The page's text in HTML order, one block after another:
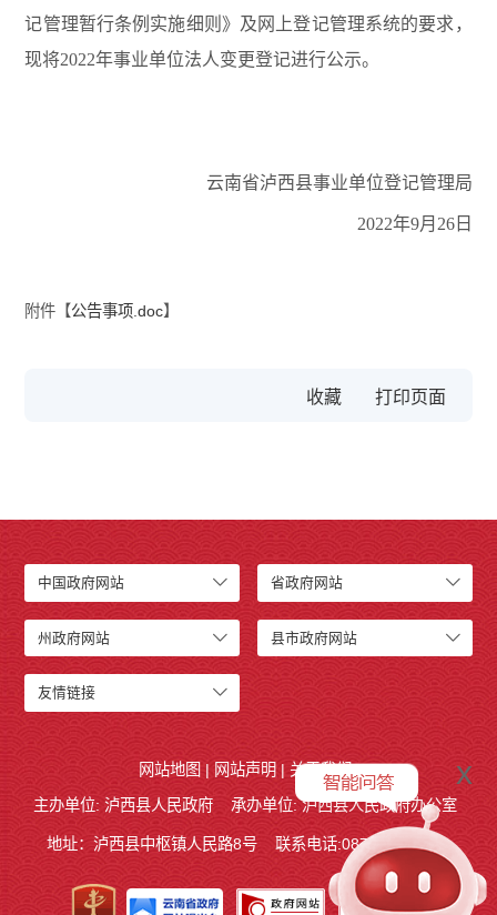
记管理暂行条例实施细则》及网上登记管理系统的要求，
现将2022年事业单位法人变更登记进行公示。
云南省泸西县事业单位登记管理局
2022年9月26日
附件【公告事项.doc】
收藏
中国政府网站 省政府网站
州政府网站 县市政府网站
友情链接
网站地图 | 网站声明 | 关于我们
主办单位: 泸西县人民政府
承办单位: 泸西县人民政府办公室
地址：泸西县中枢镇人民路8号 联系电话:0873-6621715
x